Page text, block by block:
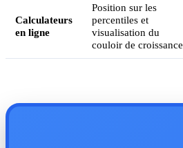
Calculateurs
en ligne
Position sur les
percentiles et
visualisation du
couloir de croissance